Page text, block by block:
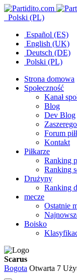
Polski (PL)
Español (ES)
English (UK)
Deutsch (DE)
Polski (PL)
Strona domowa
Społeczność
Kanał
Blog
Dev Blog
Forum
Kontakt
Piłkarze
Ranking
Ranking
Drużyny
Ranking
mecze
Ostatnie
Boisko
Scarus
Bogota Otwarta 7